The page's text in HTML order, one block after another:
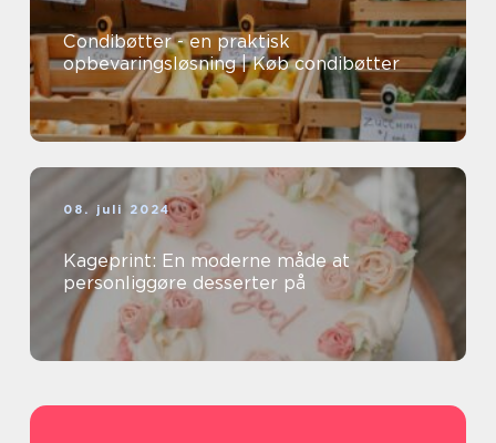
Condibøtter - en praktisk
opbevaringsløsning | Køb condibøtter
08. juli 2024
Kageprint: En moderne måde at
personliggøre desserter på